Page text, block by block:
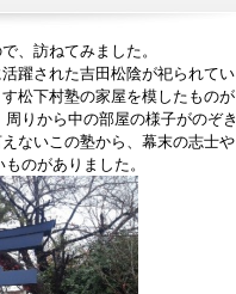
、訪ねてみました。
躍された吉田松陰が祀られてい
松下村塾の家屋を模したものが
りから中の部屋の様子がのぞき
ないこの塾から、幕末の志士や
のがありました。